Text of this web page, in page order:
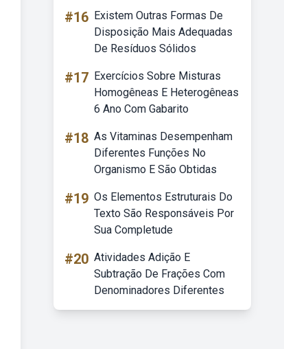
#16 Existem Outras Formas De
Disposição Mais Adequadas
De Resíduos Sólidos
#17 Exercícios Sobre Misturas
Homogêneas E Heterogêneas
6 Ano Com Gabarito
#18 As Vitaminas Desempenham
Diferentes Funções No
Organismo E São Obtidas
#19 Os Elementos Estruturais Do
Texto São Responsáveis Por
Sua Completude
#20 Atividades Adição E
Subtração De Frações Com
Denominadores Diferentes